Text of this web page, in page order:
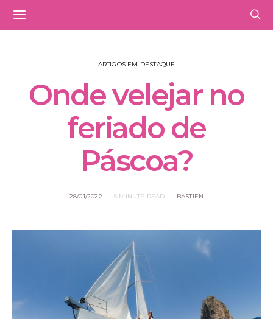
ARTIGOS EM DESTAQUE
Onde velejar no
feriado de
Páscoa?
28/01/2022 5 MINUTE READ BASTIEN